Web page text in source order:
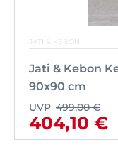
JATI & KEBON
Jati & Kebon
90x90 cm
UVP 499,00 €
404,10 €